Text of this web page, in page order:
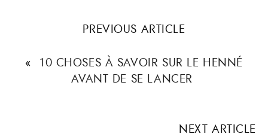
PREVIOUS ARTICLE
« 10 CHOSES À SAVOIR SUR LE HENNÉ
AVANT DE SE LANCER
NEXT ARTICLE